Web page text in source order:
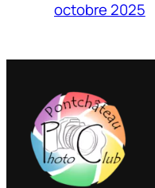
octobre 2025